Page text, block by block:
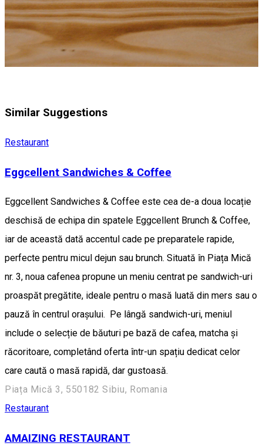
Similar Suggestions
Restaurant
Eggcellent Sandwiches & Coffee
Eggcellent Sandwiches & Coffee este cea de-a doua locație
deschisă de echipa din spatele Eggcellent Brunch & Coffee,
iar de această dată accentul cade pe preparatele rapide,
perfecte pentru micul dejun sau brunch. Situată în Piața Mică
nr. 3, noua cafenea propune un meniu centrat pe sandwich-uri
proaspăt pregătite, ideale pentru o masă luată din mers sau o
pauză în centrul orașului. Pe lângă sandwich-uri, meniul
include o selecție de băuturi pe bază de cafea, matcha și
răcoritoare, completând oferta într-un spațiu dedicat celor
care caută o masă rapidă, dar gustoasă.
Piața Mică 3, 550182 Sibiu, Romania
Restaurant
AMAIZING RESTAURANT